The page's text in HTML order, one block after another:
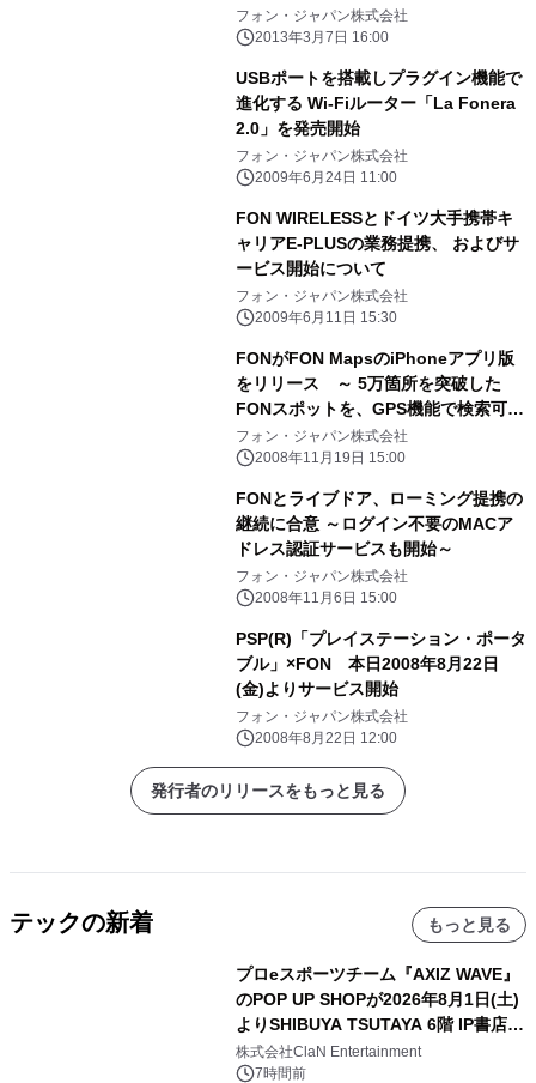
フォン・ジャパン株式会社
2013年3月7日 16:00
USBポートを搭載しプラグイン機能で
進化する Wi-Fiルーター「La Fonera
2.0」を発売開始
フォン・ジャパン株式会社
2009年6月24日 11:00
FON WIRELESSとドイツ大手携帯キ
ャリアE-PLUSの業務提携、 およびサ
ービス開始について
フォン・ジャパン株式会社
2009年6月11日 15:30
FONがFON MapsのiPhoneアプリ版
をリリース ～ 5万箇所を突破した
FONスポットを、GPS機能で検索可能
に ～
フォン・ジャパン株式会社
2008年11月19日 15:00
FONとライブドア、ローミング提携の
継続に合意 ～ログイン不要のMACア
ドレス認証サービスも開始～
フォン・ジャパン株式会社
2008年11月6日 15:00
PSP(R)「プレイステーション・ポータ
ブル」×FON 本日2008年8月22日
(金)よりサービス開始
フォン・ジャパン株式会社
2008年8月22日 12:00
発行者のリリースをもっと見る
テックの新着 もっと見る
プロeスポーツチーム『AXIZ WAVE』
のPOP UP SHOPが2026年8月1日(土)
よりSHIBUYA TSUTAYA 6階 IP書店で
開催決定！！
株式会社ClaN Entertainment
7時間前